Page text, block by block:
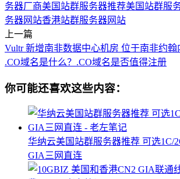
务器厂商美国站群服务器推荐美国站群服
务器网站香港站群服务器网站
上一篇
Vultr 新增南非数据中心机房 位于南非约翰
.CO域名是什么？.CO域名是否值得注册
你可能还喜欢这些内容：
华纳云美国站群服务器推荐 可选1C/
GIA三网直连